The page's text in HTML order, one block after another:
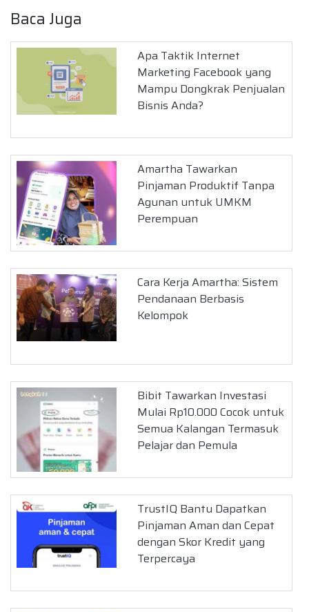
Baca Juga
Apa Taktik Internet
Marketing Facebook yang
Mampu Dongkrak Penjualan
Bisnis Anda?
Amartha Tawarkan
Pinjaman Produktif Tanpa
Agunan untuk UMKM
Perempuan
Cara Kerja Amartha: Sistem
Pendanaan Berbasis
Kelompok
Bibit Tawarkan Investasi
Mulai Rp10.000 Cocok untuk
Semua Kalangan Termasuk
Pelajar dan Pemula
TrustIQ Bantu Dapatkan
Pinjaman Aman dan Cepat
dengan Skor Kredit yang
Terpercaya